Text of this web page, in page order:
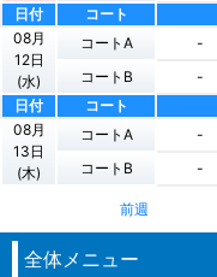
日付
コート
08月
12日
(水)
コートA -
コートB
-
日付
コート
08月
13日
(木)
コートA -
コートB
-
前週
全体メニュー